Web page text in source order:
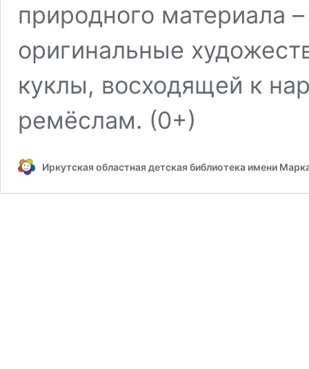
природного материала
оригинальные
куклы, восходящей к
ремёслам. (0+)
Иркутская областная детская библиотека имени